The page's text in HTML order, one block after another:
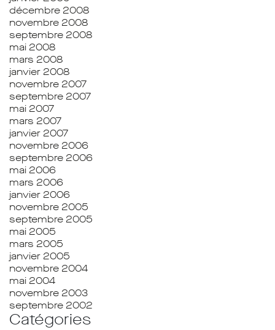
décembre 2008
novembre 2008
septembre 2008
mai 2008
mars 2008
janvier 2008
novembre 2007
septembre 2007
mai 2007
mars 2007
janvier 2007
novembre 2006
septembre 2006
mai 2006
mars 2006
janvier 2006
novembre 2005
septembre 2005
mai 2005
mars 2005
janvier 2005
novembre 2004
mai 2004
novembre 2003
septembre 2002
Catégories